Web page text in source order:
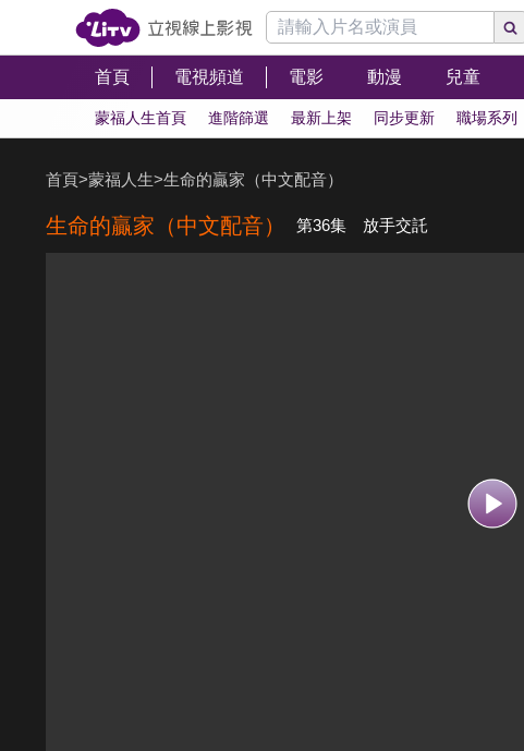
首頁 電視頻道 電影 動漫 兒童
蒙福人生首頁 進階篩選 最新上架 同步更新 職場系列
首頁>蒙福人生>生命的贏家（中文配音）
生命的贏家（中文配音） 第36集 放手交託